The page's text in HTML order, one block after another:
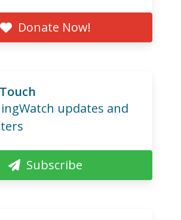
Donate Now!
updates and
Subscribe